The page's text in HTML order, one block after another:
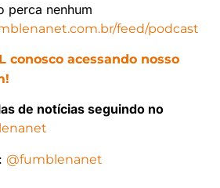
perca nenhum
feed/podcast
conosco acessando nosso
de notícias seguindo no
: @fumblenanet